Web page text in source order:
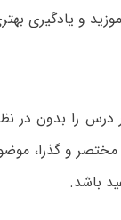
و یادگیری
درس را بدون در
و گذرا،
باشد.